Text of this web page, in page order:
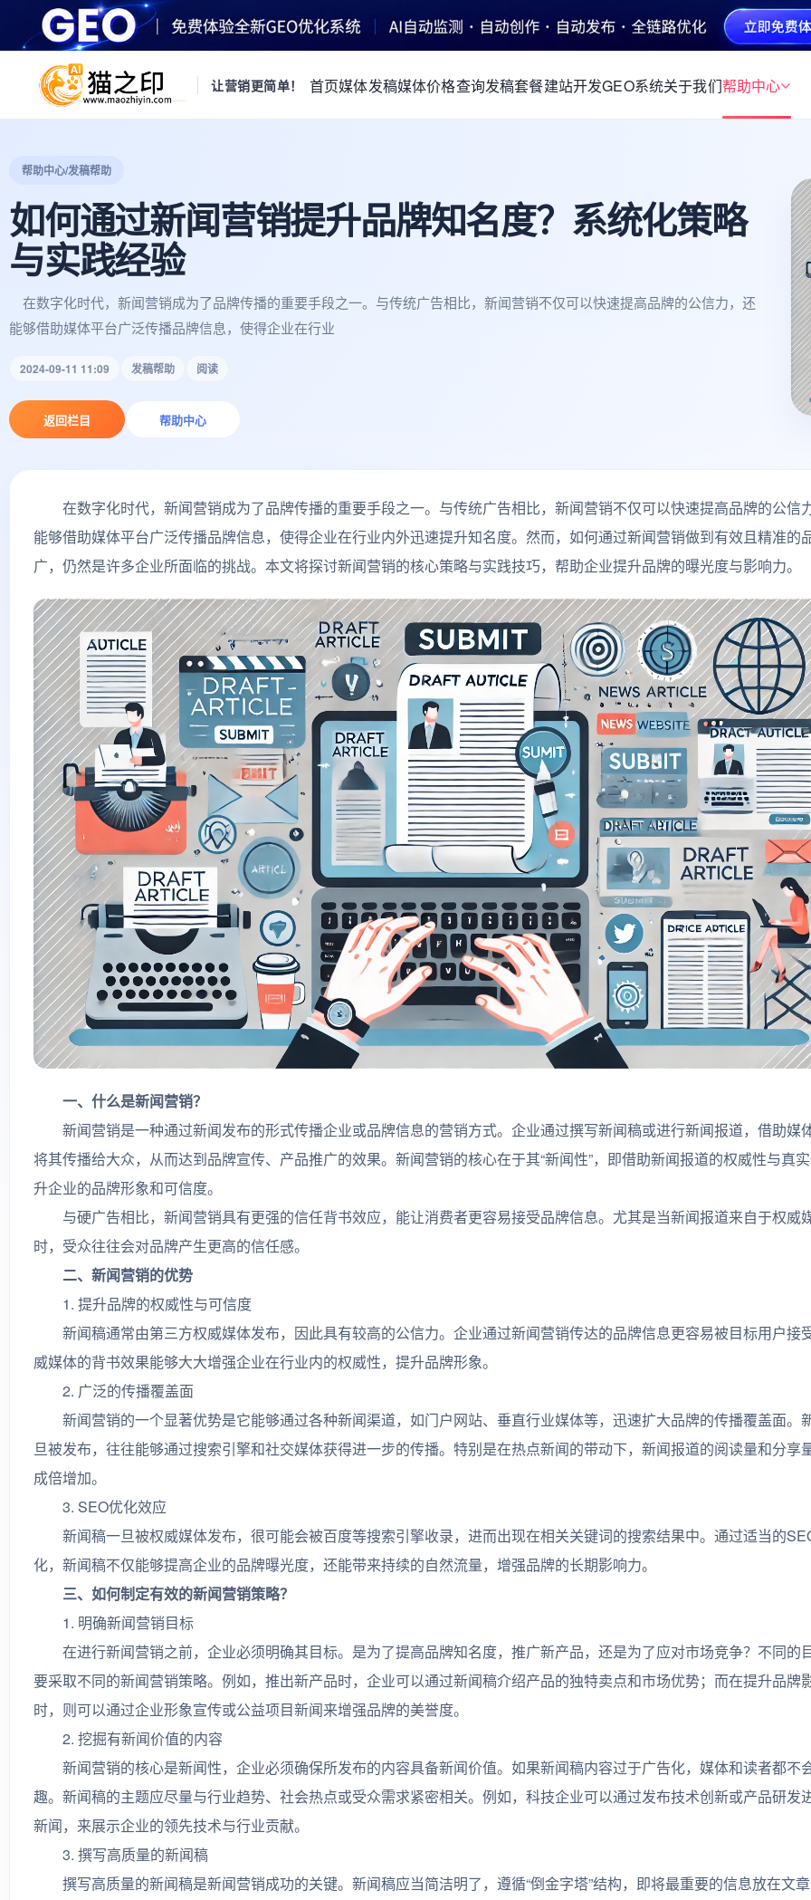
让营销更简单！ 首页媒体发稿媒体价格查询发稿套餐建站开发GEO系统关于我们帮助中心
帮助中心/发稿帮助
如何通过新闻营销提升品牌知名度？系统化策略
与实践经验
在数字化时代，新闻营销成为了品牌传播的重要手段之一。与传统广告相比，新闻营销不仅可以快速提高品牌的公信力，还
能够借助媒体平台广泛传播品牌信息，使得企业在行业
2024-09-11 11:09 发稿帮助 阅读
返回栏目 帮助中心
在数字化时代，新闻营销成为了品牌传播的重要手段之一。与传统广告相比，新闻营销不仅可以快速提高品牌的公信
能够借助媒体平台广泛传播品牌信息，使得企业在行业内外迅速提升知名度。然而，如何通过新闻营销做到有效且精准的
广，仍然是许多企业所面临的挑战。本文将探讨新闻营销的核心策略与实践技巧，帮助企业提升品牌的曝光度与影响力。
一、什么是新闻营销？
新闻营销是一种通过新闻发布的形式传播企业或品牌信息的营销方式。企业通过撰写新闻稿或进行新闻报道，借助媒
将其传播给大众，从而达到品牌宣传、产品推广的效果。新闻营销的核心在于其“新闻性”，即借助新闻报道的权威性与真
升企业的品牌形象和可信度。
与硬广告相比，新闻营销具有更强的信任背书效应，能让消费者更容易接受品牌信息。尤其是当新闻报道来自于权威
时，受众往往会对品牌产生更高的信任感。
二、新闻营销的优势
1. 提升品牌的权威性与可信度
新闻稿通常由第三方权威媒体发布，因此具有较高的公信力。企业通过新闻营销传达的品牌信息更容易被目标用户接
威媒体的背书效果能够大大增强企业在行业内的权威性，提升品牌形象。
2. 广泛的传播覆盖面
新闻营销的一个显著优势是它能够通过各种新闻渠道，如门户网站、垂直行业媒体等，迅速扩大品牌的传播覆盖面。
旦被发布，往往能够通过搜索引擎和社交媒体获得进一步的传播。特别是在热点新闻的带动下，新闻报道的阅读量和分享
成倍增加。
3. SEO优化效应
新闻稿一旦被权威媒体发布，很可能会被百度等搜索引擎收录，进而出现在相关关键词的搜索结果中。通过适当的
化，新闻稿不仅能够提高企业的品牌曝光度，还能带来持续的自然流量，增强品牌的长期影响力。
三、如何制定有效的新闻营销策略？
1. 明确新闻营销目标
在进行新闻营销之前，企业必须明确其目标。是为了提高品牌知名度，推广新产品，还是为了应对市场竞争？不同的
要采取不同的新闻营销策略。例如，推出新产品时，企业可以通过新闻稿介绍产品的独特卖点和市场优势；而在提升品牌
时，则可以通过企业形象宣传或公益项目新闻来增强品牌的美誉度。
2. 挖掘有新闻价值的内容
新闻营销的核心是新闻性，企业必须确保所发布的内容具备新闻价值。如果新闻稿内容过于广告化，媒体和读者都不
趣。新闻稿的主题应尽量与行业趋势、社会热点或受众需求紧密相关。例如，科技企业可以通过发布技术创新或产品研发
新闻，来展示企业的领先技术与行业贡献。
3. 撰写高质量的新闻稿
撰写高质量的新闻稿是新闻营销成功的关键。新闻稿应当简洁明了，遵循“倒金字塔”结构，即将最重要的信息放在文